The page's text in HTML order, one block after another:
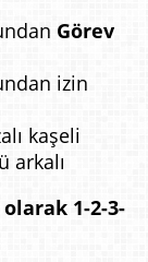
Görev
izin
kaşeli
arkalı
1-2-3-